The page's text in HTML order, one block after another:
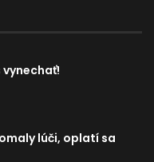
lúči, oplatí sa